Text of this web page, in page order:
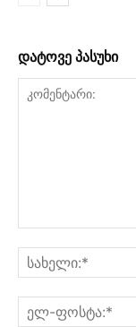
დატოვე პასუხი